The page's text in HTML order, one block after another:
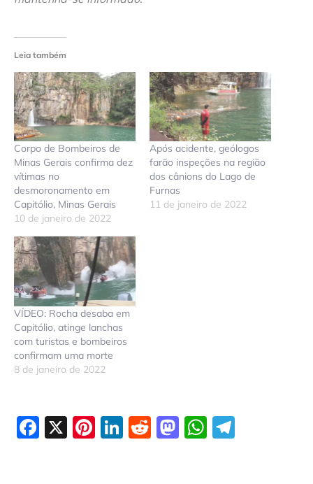
Leia também
Corpo de Bombeiros de
Minas Gerais confirma dez
vítimas no
desmoronamento em
Capitólio, Minas Gerais
10 de janeiro de 2022
Após acidente, geólogos
farão inspeções na região
dos cânions do Lago de
Furnas
11 de janeiro de 2022
VÍDEO: Rocha desaba em
Capitólio, atinge lanchas
com turistas e bombeiros
confirmam uma morte
8 de janeiro de 2022
Facebook
X Pinterest
LinkedIn
Reddit
Mastodon